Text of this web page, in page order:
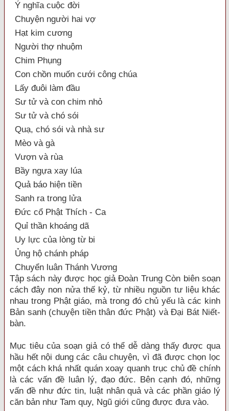
Ý nghĩa cuộc đời
Chuyện người hai vợ
Hạt kim cương
Người thợ nhuộm
Chim Phụng
Con chồn muốn cưới công chúa
Lấy đuôi làm đầu
Sư tử và con chim nhỏ
Sư tử và chó sói
Quạ, chó sói và nhà sư
Mèo và gà
Vượn và rùa
Bầy ngựa xay lúa
Quả báo hiện tiền
Sanh ra trong lửa
Đức cổ Phật Thích - Ca
Quỉ thần khoáng dã
Uy lực của lòng từ bi
Ủng hộ chánh pháp
Chuyển luân Thánh Vương
Tập sách này được học giả Đoàn Trung Còn biên soạn
cách đây non nửa thế kỷ, từ nhiều nguồn tư liệu khác
nhau trong Phật giáo, mà trong đó chủ yếu là các kinh
Bản sanh (chuyện tiền thân đức Phật) và Đại Bát Niết-
bàn.
Mục tiêu của soạn giả có thể dễ dàng thấy được qua
hầu hết nội dung các câu chuyện, vì đã được chọn lọc
một cách khá nhất quán xoay quanh trục chủ đề chính
là các vấn đề luân lý, đạo đức. Bên cạnh đó, những
vấn đề như đức tin, luật nhân quả và các phần giáo lý
căn bản như Tam quy, Ngũ giới cũng được đưa vào.